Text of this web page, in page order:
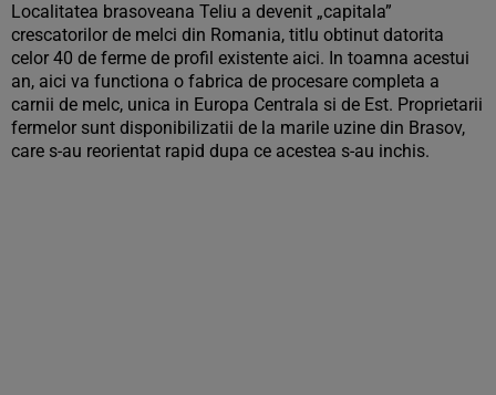
Localitatea brasoveana Teliu a devenit „capitala”
crescatorilor de melci din Romania, titlu obtinut datorita
celor 40 de ferme de profil existente aici. In toamna acestui
an, aici va functiona o fabrica de procesare completa a
carnii de melc, unica in Europa Centrala si de Est. Proprietarii
fermelor sunt disponibilizatii de la marile uzine din Brasov,
care s-au reorientat rapid dupa ce acestea s-au inchis.